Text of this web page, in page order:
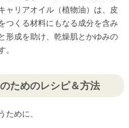
ャリアオイル（植物油）は、皮
つくる材料にもなる成分を含み
形成を助け、乾燥肌とかゆみの
。
ためのレシピ＆方法
ために、